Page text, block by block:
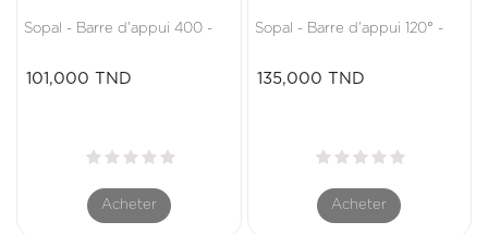
Sopal - Barre d'appui 400 -
Prix
101,000 TND
Acheter
Sopal - Barre d'appui 120° -
Prix
135,000 TND
Acheter